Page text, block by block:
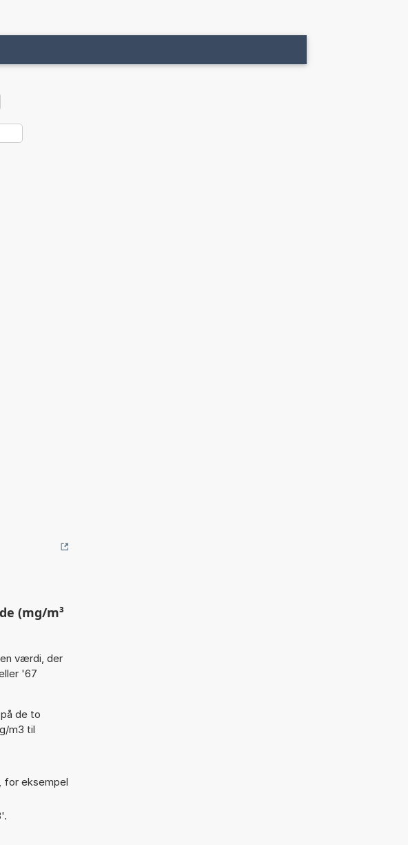
(mg/m³
værdi, der
'67
de to
m3 til
eksempel